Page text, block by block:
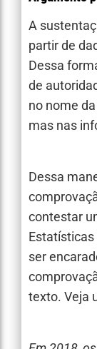
A
partir de
Dessa
de
no nome
mas nas
Dessa
contestar
ser
texto. Veja